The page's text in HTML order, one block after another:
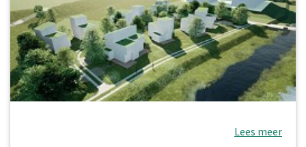
Lees meer